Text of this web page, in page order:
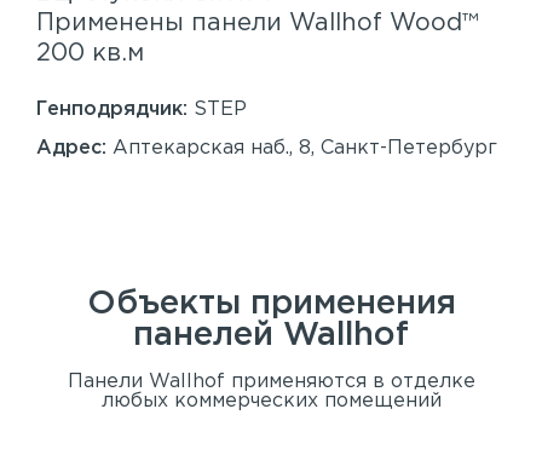
Применены панели Wallhof Wood™
200 кв.м
Генподрядчик: STEP
Адрес: Аптекарская наб., 8, Санкт-Петербург
Объекты применения
панелей Wallhof
Панели Wallhof применяются в отделке
любых коммерческих помещений